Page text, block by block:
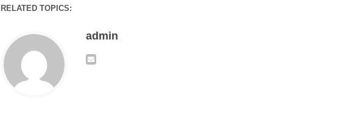
RELATED TOPICS:
admin